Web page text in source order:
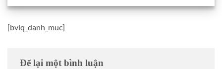
[bvlq_danh_muc]
Để lại một bình luận